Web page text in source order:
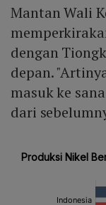
Mantan Wali
dengan
depan.
masuk ke
dari